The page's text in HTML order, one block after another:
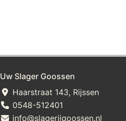
Uw Slager Goossen
Haarstraat 143, Rijssen
0548-512401
info@slagerijgoossen.nl